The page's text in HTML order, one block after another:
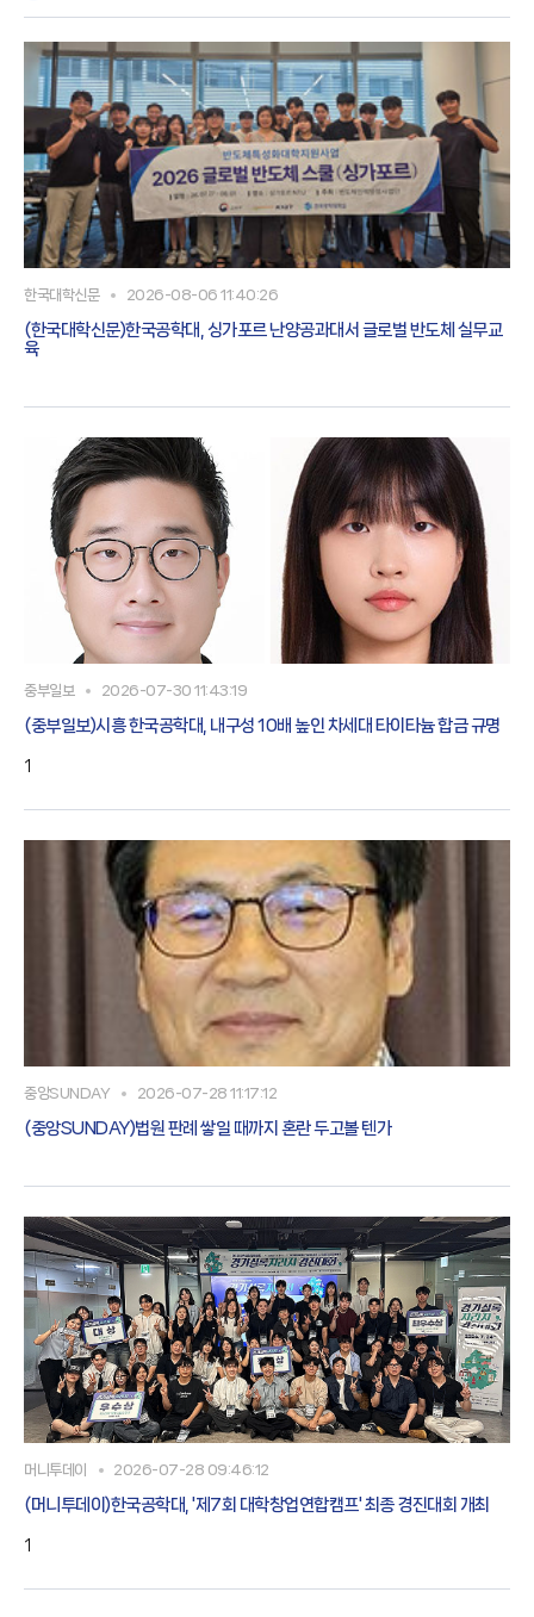
한국대학신문 2026-08-06 11:40:26
(한국대학신문)한국공학대, 싱가포르 난양공과대서 글로벌 반도체 실무교
육
중부일보 2026-07-30 11:43:19
(중부일보)시흥 한국공학대, 내구성 10배 높인 차세대 타이타늄 합금 규명
1
중앙SUNDAY 2026-07-28 11:17:12
(중앙SUNDAY)법원 판례 쌓일 때까지 혼란 두고볼 텐가
머니투데이 2026-07-28 09:46:12
(머니투데이)한국공학대, '제7회 대학창업연합캠프' 최종 경진대회 개최
1